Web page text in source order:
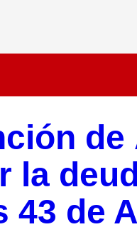
la
43 de